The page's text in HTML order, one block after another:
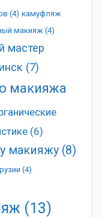
(4) камуфляж
макияж (4)
мастер
(7)
макияжа
(6)
макияжу (8)
(4)
(13)